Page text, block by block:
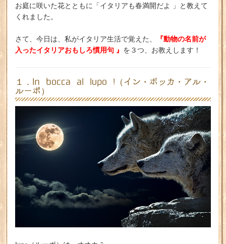
お庭に咲いた花とともに「イタリアも春満開だよ 」と教えて
くれました。
さて、今日は、私がイタリア生活で覚えた、
『動物の名前が
入ったイタリアおもしろ慣用句 』 を３つ、お教えします！
１．In bocca al lupo !（イン・ボッカ・アル・
ルーポ）